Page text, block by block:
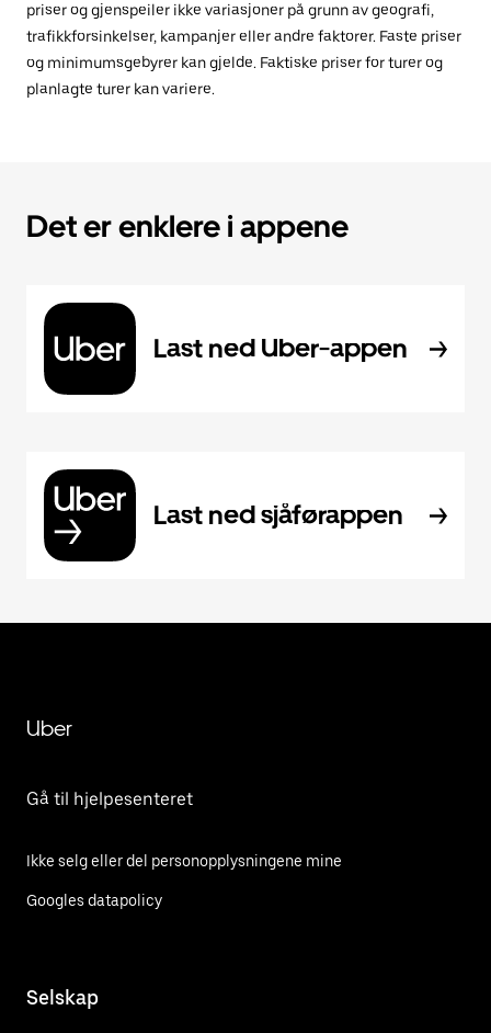
priser og gjenspeiler ikke variasjoner på grunn av geografi,
trafikkforsinkelser, kampanjer eller andre faktorer. Faste priser
og minimumsgebyrer kan gjelde. Faktiske priser for turer og
planlagte turer kan variere.
Det er enklere i appene
Last ned Uber-appen
Last ned sjåførappen
Uber
Gå til hjelpesenteret
Ikke selg eller del personopplysningene mine
Googles datapolicy
Selskap